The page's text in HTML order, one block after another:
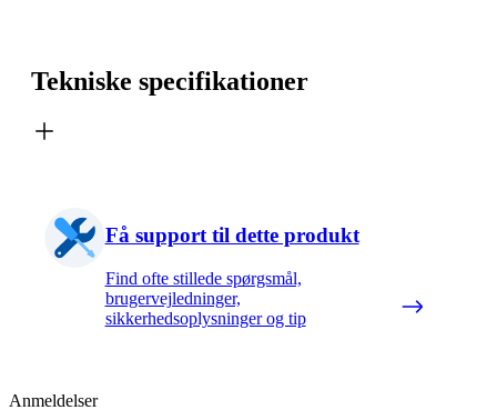
Tekniske specifikationer
Få support til dette produkt
Find ofte stillede spørgsmål,
brugervejledninger,
sikkerhedsoplysninger og tip
Anmeldelser